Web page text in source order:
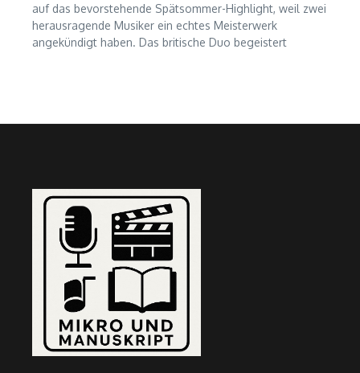
auf das bevorstehende Spätsommer-Highlight, weil zwei
herausragende Musiker ein echtes Meisterwerk
angekündigt haben. Das britische Duo begeistert